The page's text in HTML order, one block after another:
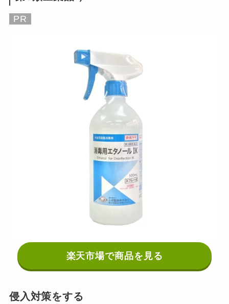
PR
楽天市場で商品を見る
侵入対策をする